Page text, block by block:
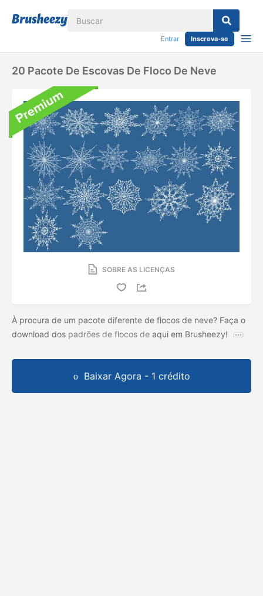
Entrar Inscreva-se
20 Pacote De Escovas De Floco De Neve
SOBRE AS LICENÇAS
À procura de um pacote diferente de flocos de neve? Faça o
download dos padrões de flocos de aqui em Brusheezy!
Baixar Agora - 1 crédito